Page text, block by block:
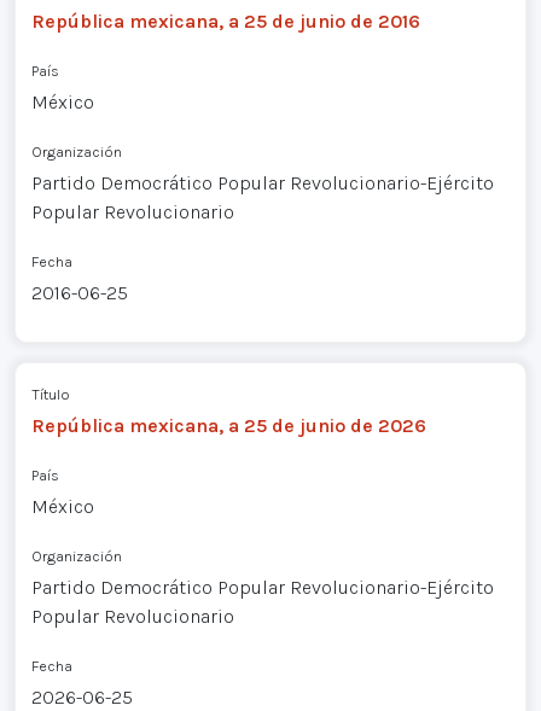
República mexicana, a 25 de junio de 2016
País
México
Organización
Partido Democrático Popular Revolucionario-Ejército
Popular Revolucionario
Fecha
2016-06-25
Título
República mexicana, a 25 de junio de 2026
País
México
Organización
Partido Democrático Popular Revolucionario-Ejército
Popular Revolucionario
Fecha
2026-06-25